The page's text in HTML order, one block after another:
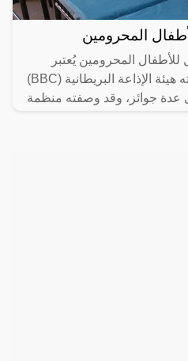
المحرومين
المحرومين يُعتبر
برنامج "درس" الذي أطلقته هيئة الإذاعة البريطانية (BBC)
عدة جوائز، وقد وصفته منظمة